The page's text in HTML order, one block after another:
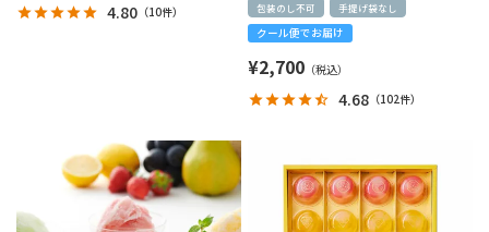
4.80 （10件）
包装のし不可
手提げ袋なし
クール便でお届け
¥2,700
4.68 （102件）